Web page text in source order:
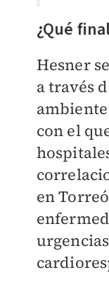
¿Qué
Hesner
a través
con el
en